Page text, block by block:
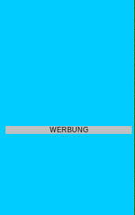
WERBUNG